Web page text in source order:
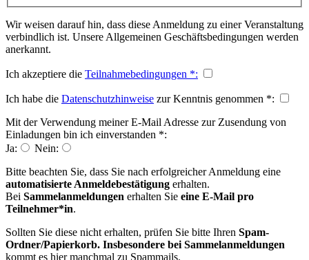
Wir weisen darauf hin, dass diese Anmeldung zu einer Veranstaltung
verbindlich ist. Unsere Allgemeinen Geschäftsbedingungen werden
anerkannt.
Ich akzeptiere die Teilnahmebedingungen *:
Ich habe die Datenschutzhinweise zur Kenntnis genommen *:
Mit der Verwendung meiner E-Mail Adresse zur Zusendung von
Einladungen bin ich einverstanden *:
Ja:
Nein:
Bitte beachten Sie, dass Sie nach erfolgreicher Anmeldung eine
automatisierte Anmeldebestätigung erhalten.
Bei Sammelanmeldungen erhalten Sie eine E-Mail pro
Teilnehmer*in.
Sollten Sie diese nicht erhalten, prüfen Sie bitte Ihren Spam-
Ordner/Papierkorb. Insbesondere bei Sammelanmeldungen
kommt es hier manchmal zu Spammails.